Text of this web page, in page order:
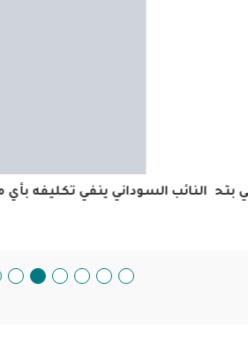
النائب السوداني ينفي تكليفه بأي